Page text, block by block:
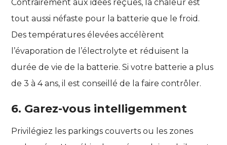
Contrairement aux idées reçues, la chaleur est
tout aussi néfaste pour la batterie que le froid.
Des températures élevées accélèrent
l’évaporation de l’électrolyte et réduisent la
durée de vie de la batterie. Si votre batterie a plus
de 3 à 4 ans, il est conseillé de la faire contrôler.
6. Garez-vous intelligemment
Privilégiez les parkings couverts ou les zones